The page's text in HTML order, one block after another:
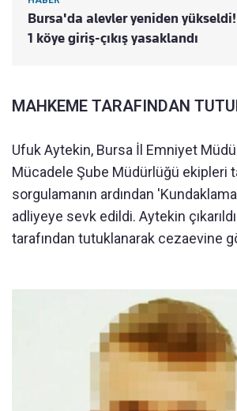
Bursa'da alevler yeniden yükseldi!
1 köye giriş-çıkış yasaklandı
MAHKEME TARAFINDAN
Ufuk Aytekin, Bursa İl Emniyet
Mücadele Şube Müdürlüğü ekipleri
sorgulamanın ardından
adliyeye sevk edildi. Aytekin
tarafından tutuklanarak cezaevine